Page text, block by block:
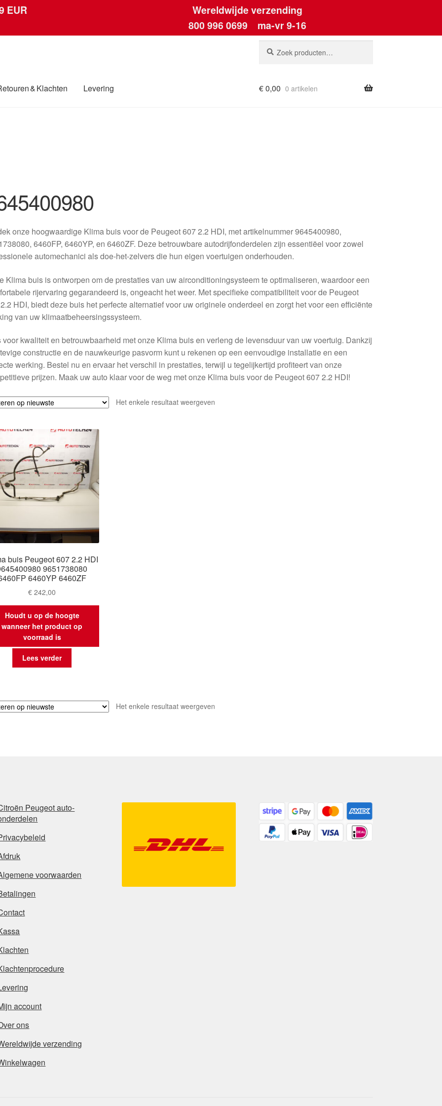
EUR
Wereldwijde verzending
800 996 0699 ma-vr 9-16
naar:
& Klachten Levering €0,00 0 artikelen
onze hoogwaardige Klima buis voor de Peugeot 607 2.2 HDI, met artikelnummer 9645400980,
6460FP, 6460YP, en 6460ZF. Deze betrouwbare autodrijfonderdelen zijn essentiëel voor zowel
automechanici als doe-het-zelvers die hun eigen voertuigen onderhouden.
Klima buis is ontworpen om de prestaties van uw airconditioningsysteem te optimaliseren, waardoor een
rijervaring gegarandeerd is, ongeacht het weer. Met specifieke compatibiliteit voor de Peugeot
HDI, biedt deze buis het perfecte alternatief voor uw originele onderdeel en zorgt het voor een efficiënte
van uw klimaatbeheersingssysteem.
voor kwaliteit en betrouwbaarheid met onze Klima buis en verleng de levensduur van uw voertuig. Dankzij
constructie en de nauwkeurige pasvorm kunt u rekenen op een eenvoudige installatie en een
werking. Bestel nu en ervaar het verschil in prestaties, terwijl u tegelijkertijd profiteert van onze
prijzen. Maak uw auto klaar voor de weg met onze Klima buis voor de Peugeot 607 2.2 HDI!
Het enkele resultaat weergeven
buis Peugeot 607 2.2 HDI
9651738080
6460YP 6460ZF
€ 242,00
Houdt u op de hoogte
wanneer het product op
voorraad is
Lees verder
Het enkele resultaat weergeven
Peugeot auto-
voorwaarden
account
ons
verzending